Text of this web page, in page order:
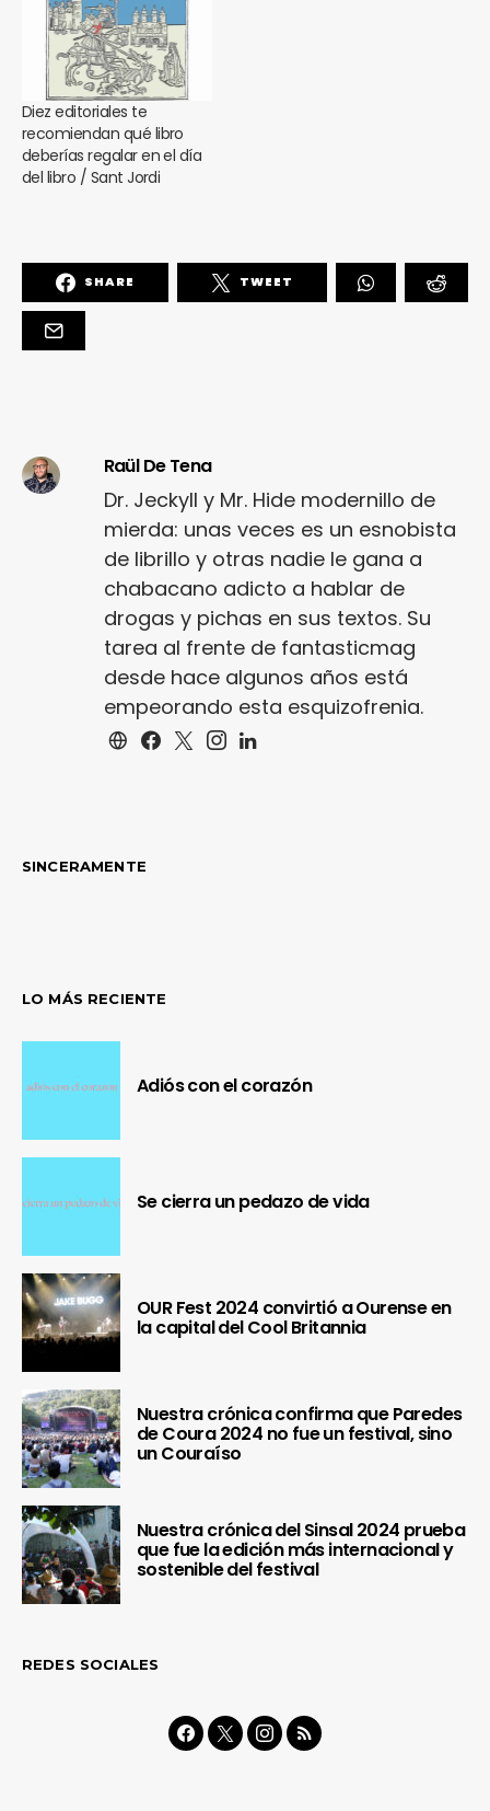
Diez editoriales te
recomiendan qué libro
deberías regalar en el día
del libro / Sant Jordi
SHARE TWEET
Raül De Tena
Dr. Jeckyll y Mr. Hide modernillo de
mierda: unas veces es un esnobista
de librillo y otras nadie le gana a
chabacano adicto a hablar de
drogas y pichas en sus textos. Su
tarea al frente de fantasticmag
desde hace algunos años está
empeorando esta esquizofrenia.
SINCERAMENTE
LO MÁS RECIENTE
Adiós con el corazón
Se cierra un pedazo de vida
OUR Fest 2024 convirtió a Ourense en
la capital del Cool Britannia
Nuestra crónica confirma que Paredes
de Coura 2024 no fue un festival, sino
un Couraíso
Nuestra crónica del Sinsal 2024 prueba
que fue la edición más internacional y
sostenible del festival
REDES SOCIALES